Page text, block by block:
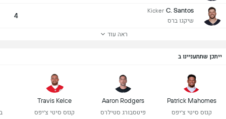
C. Santos
Kicker
שיקגו ברס
4
ראה עוד
ייתכן שתתעניינו ב
Patrick Mahomes
קנזס סיטי צ'יפס
Aaron Rodgers
פיטסבורג סטילרס
Travis Kelce
קנזס סיטי צ'יפס